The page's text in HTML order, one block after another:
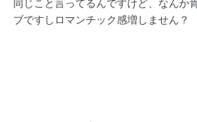
同じこと言ってるんですけど、なんか
ブですしロマンチック感増しません？